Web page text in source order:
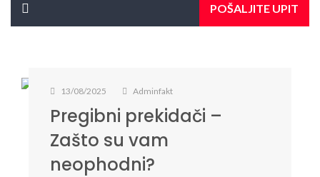
POŠALJITE UPIT
13/08/2025 Adminfakt
Pregibni prekidači –
Zašto su vam
neophodni?